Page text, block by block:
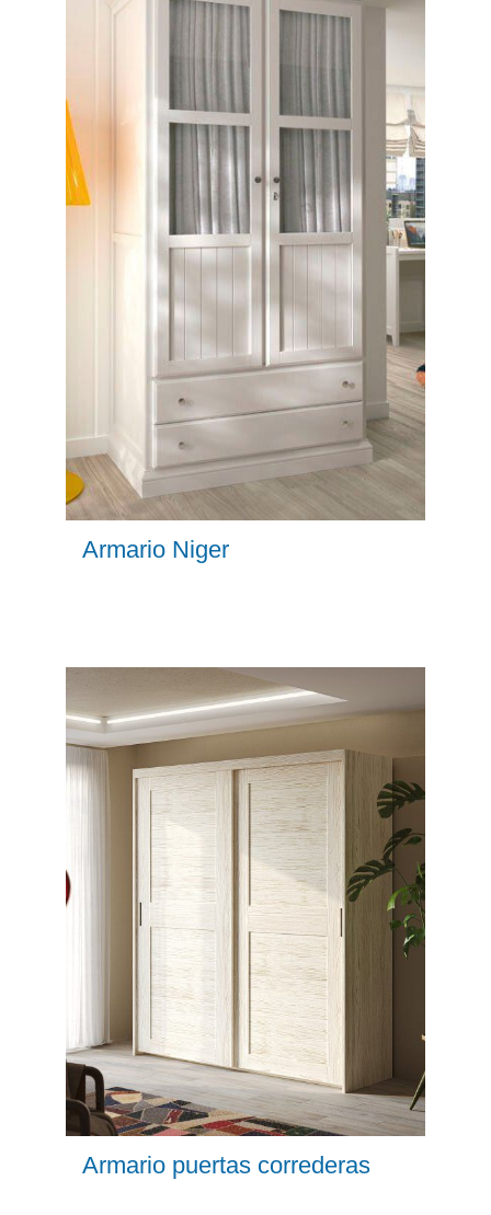
Armario Niger
Armario puertas correderas